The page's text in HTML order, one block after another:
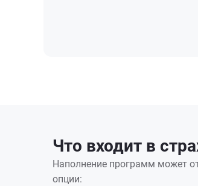
Что входит в
Наполнение программ может
опции: